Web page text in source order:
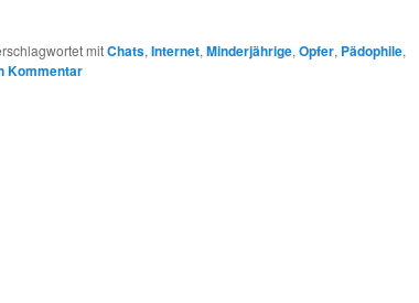
mitChats,Internet,Minderjährige,Opfer, Pädophile,
Kommentar